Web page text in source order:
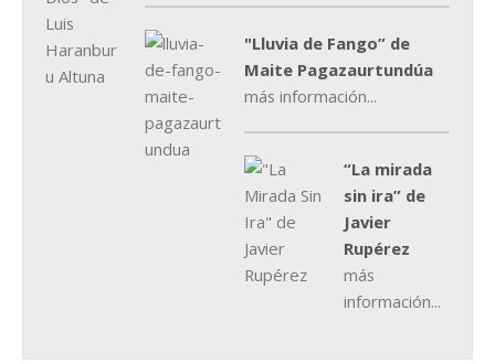
"Lluvia de Fango” de
Maite Pagazaurtundúa
más información...
“La mirada
sin ira” de
Javier
Rupérez
más
información...